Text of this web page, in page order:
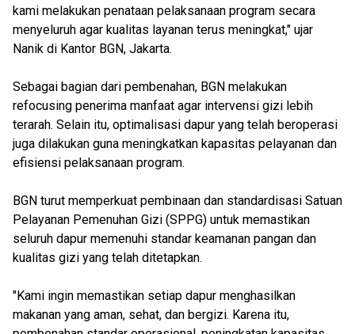
kami melakukan penataan pelaksanaan program secara
menyeluruh agar kualitas layanan terus meningkat," ujar
Nanik di Kantor BGN, Jakarta.
Sebagai bagian dari pembenahan, BGN melakukan
refocusing penerima manfaat agar intervensi gizi lebih
terarah. Selain itu, optimalisasi dapur yang telah beroperasi
juga dilakukan guna meningkatkan kapasitas pelayanan dan
efisiensi pelaksanaan program.
BGN turut memperkuat pembinaan dan standardisasi Satuan
Pelayanan Pemenuhan Gizi (SPPG) untuk memastikan
seluruh dapur memenuhi standar keamanan pangan dan
kualitas gizi yang telah ditetapkan.
"Kami ingin memastikan setiap dapur menghasilkan
makanan yang aman, sehat, dan bergizi. Karena itu,